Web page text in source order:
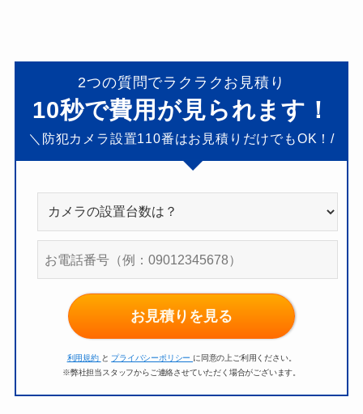
2つの質問でラクラクお見積り
10秒で費用が見られます！
＼防犯カメラ設置110番はお見積りだけでもOK！/
お見積りを見る
利用規約 と プライバシーポリシー に同意の上ご利用ください。
※弊社担当スタッフからご連絡させていただく場合がございます。